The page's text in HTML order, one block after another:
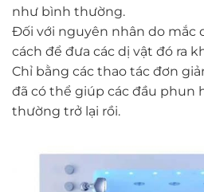
như bình thường.
Đối với nguyên nhân do mắc
cách để đưa các dị vật đó ra
Chỉ bằng các thao tác đơn
đã có thể giúp các đầu phun
thường trở lại rồi.